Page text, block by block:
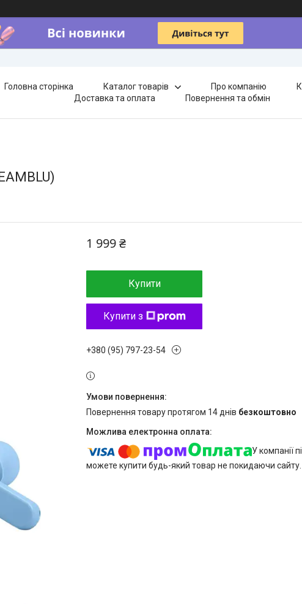
Головна сторінка Каталог товарів Про компанію
Доставка та оплата
Повернення та обмін
1 999 ₴
Купити
Купити з
+380 (95) 797-23-54
повернення товару протягом 14 днів безкоштовно
У компанії
можете купити будь-який товар не покидаючи сайту.